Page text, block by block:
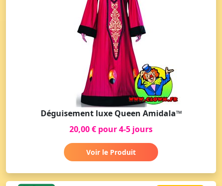
Déguisement luxe Queen Amidala™
20,00 € pour 4-5 jours
Voir le Produit